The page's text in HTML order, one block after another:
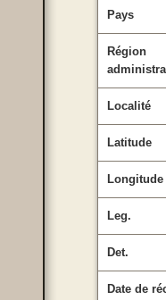
Pays
Région
Localité
Latitude
Longitude
Leg.
Det.
Date de